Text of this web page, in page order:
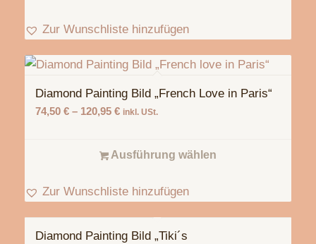
Zur Wunschliste hinzufügen
Diamond Painting Bild „French Love in Paris“
74,50 €– 120,95 € inkl. USt.
Ausführung wählen
Zur Wunschliste hinzufügen
Diamond Painting Bild „Tiki´s